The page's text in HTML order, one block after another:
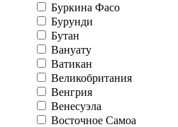
Буркина Фасо
Бурунди
Бутан
Вануату
Ватикан
Великобритания
Венгрия
Венесуэла
Восточное Самоа